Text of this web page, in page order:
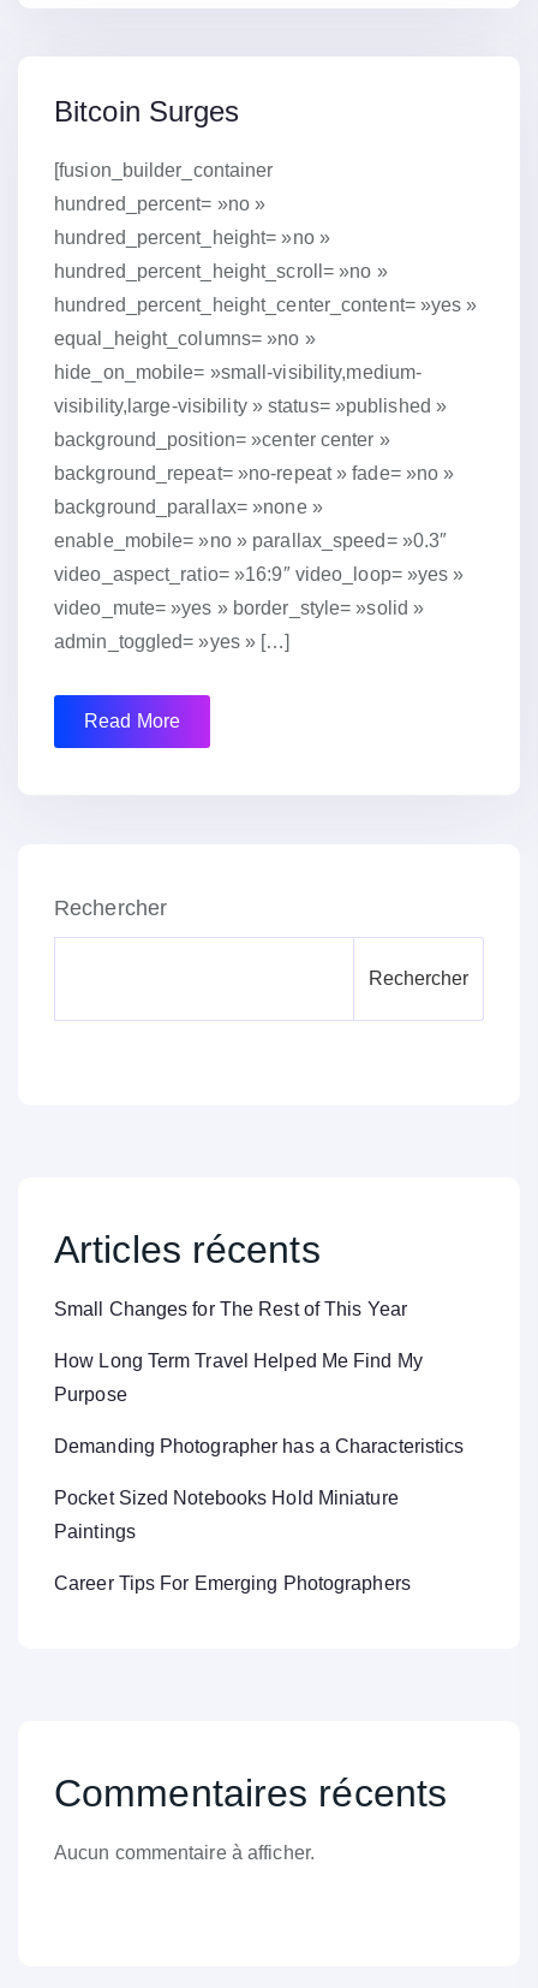
15 janvier 2019
Bitcoin Surges
[fusion_builder_container
hundred_percent= »no »
hundred_percent_height= »no »
hundred_percent_height_scroll= »no »
hundred_percent_height_center_content= »yes »
equal_height_columns= »no »
hide_on_mobile= »small-visibility,medium-
visibility,large-visibility » status= »published »
background_position= »center center »
background_repeat= »no-repeat » fade= »no »
background_parallax= »none »
enable_mobile= »no » parallax_speed= »0.3″
video_aspect_ratio= »16:9″ video_loop= »yes »
video_mute= »yes » border_style= »solid »
admin_toggled= »yes » […]
Read More
Rechercher
Rechercher
Articles récents
Small Changes for The Rest of This Year
How Long Term Travel Helped Me Find My
Purpose
Demanding Photographer has a Characteristics
Pocket Sized Notebooks Hold Miniature
Paintings
Career Tips For Emerging Photographers
Commentaires récents
Aucun commentaire à afficher.